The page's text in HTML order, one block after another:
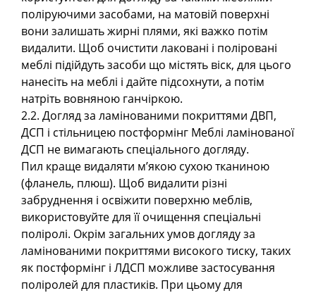
поліруючими засобами, на матовій поверхні
вони залишать жирні плями, які важко потім
видалити. Щоб очистити лаковані і поліровані
меблі підійдуть засоби що містять віск, для цього
нанесіть на меблі і дайте підсохнути, а потім
натріть вовняною ганчіркою.
2.2. Догляд за ламінованими покриттями ДВП,
ДСП і стільницею постформінг Меблі ламінованої
ДСП не вимагають спеціального догляду.
Пил краще видаляти м’якою сухою тканиною
(фланель, плюш). Щоб видалити різні
забруднення і освіжити поверхню меблів,
використовуйте для її очищення спеціальні
поліролі. Окрім загальних умов догляду за
ламінованими покриттями високого тиску, таких
як постформінг і ЛДСП можливе застосування
поліролей для пластиків. При цьому для